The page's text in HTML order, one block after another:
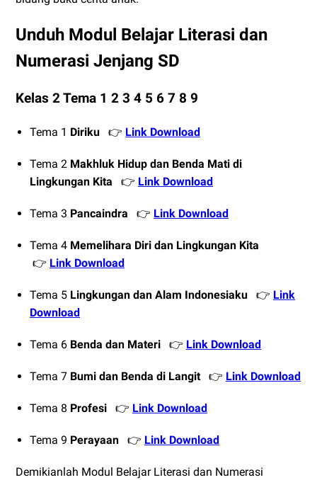
Unduh Modul Belajar Literasi dan
Numerasi Jenjang SD
Kelas 2 Tema 1 2 3 4 5 6 7 8 9
Tema 1 Diriku 👉 Link Download
Tema 2 Makhluk Hidup dan Benda Mati di
Lingkungan Kita 👉 Link Download
Tema 3 Pancaindra 👉 Link Download
Tema 4 Memelihara Diri dan Lingkungan Kita
👉 Link Download
Tema 5 Lingkungan dan Alam Indonesiaku 👉 Link
Download
Tema 6 Benda dan Materi 👉 Link Download
Tema 7 Bumi dan Benda di Langit👉 Link Download
Tema 8 Profesi 👉 Link Download
Tema 9 Perayaan 👉 Link Download
Demikianlah Modul Belajar Literasi dan Numerasi